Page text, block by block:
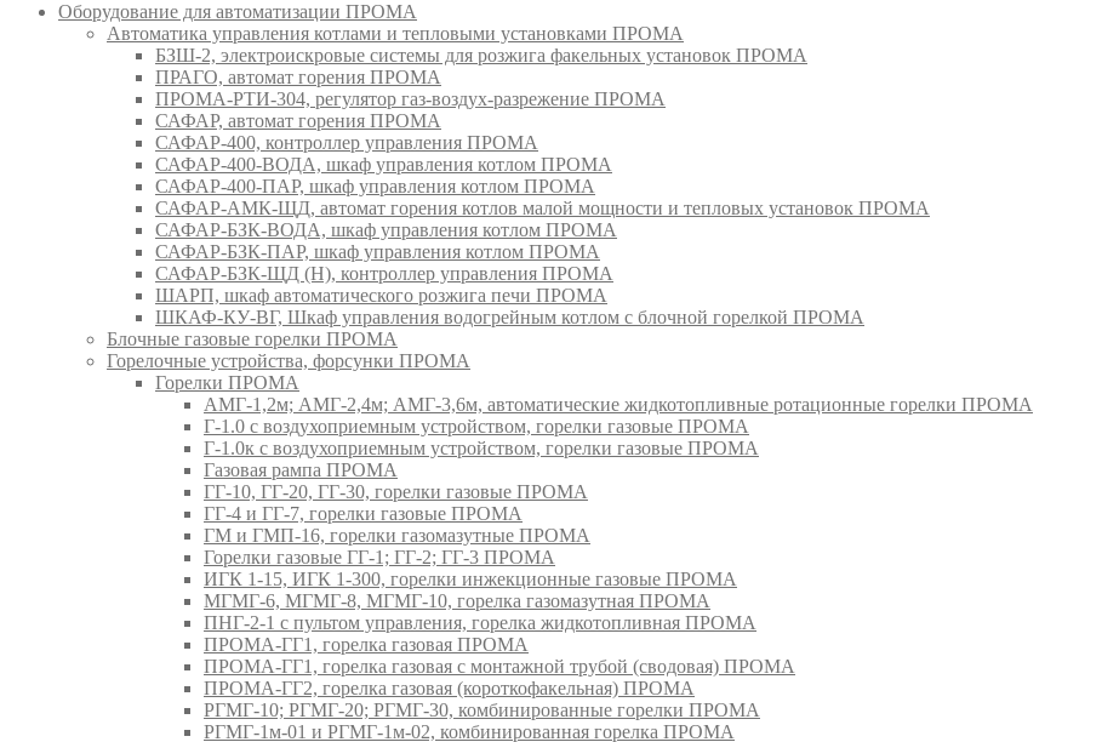
Оборудование для автоматизации ПРОМА
Автоматика управления котлами и тепловыми установками ПРОМА
БЗШ-2, электроискровые системы для розжига факельных установок ПРОМА
ПРАГО, автомат горения ПРОМА
ПРОМА-РТИ-304, регулятор газ-воздух-разрежение ПРОМА
САФАР, автомат горения ПРОМА
САФАР-400, контроллер управления ПРОМА
САФАР-400-ВОДА, шкаф управления котлом ПРОМА
САФАР-400-ПАР, шкаф управления котлом ПРОМА
САФАР-АМК-ЩД, автомат горения котлов малой мощности и тепловых установок ПРОМА
САФАР-БЗК-ВОДА, шкаф управления котлом ПРОМА
САФАР-БЗК-ПАР, шкаф управления котлом ПРОМА
САФАР-БЗК-ЩД (Н), контроллер управления ПРОМА
ШАРП, шкаф автоматического розжига печи ПРОМА
ШКАФ-КУ-ВГ, Шкаф управления водогрейным котлом с блочной горелкой ПРОМА
Блочные газовые горелки ПРОМА
Горелочные устройства, форсунки ПРОМА
Горелки ПРОМА
АМГ-1,2м; АМГ-2,4м; АМГ-3,6м, автоматические жидкотопливные ротационные горелки ПРОМА
Г-1.0 с воздухоприемным устройством, горелки газовые ПРОМА
Г-1.0к с воздухоприемным устройством, горелки газовые ПРОМА
Газовая рампа ПРОМА
ГГ-10, ГГ-20, ГГ-30, горелки газовые ПРОМА
ГГ-4 и ГГ-7, горелки газовые ПРОМА
ГМ и ГМП-16, горелки газомазутные ПРОМА
Горелки газовые ГГ-1; ГГ-2; ГГ-3 ПРОМА
ИГК 1-15, ИГК 1-300, горелки инжекционные газовые ПРОМА
МГМГ-6, МГМГ-8, МГМГ-10, горелка газомазутная ПРОМА
ПНГ-2-1 с пультом управления, горелка жидкотопливная ПРОМА
ПРОМА-ГГ1, горелка газовая ПРОМА
ПРОМА-ГГ1, горелка газовая с монтажной трубой (сводовая) ПРОМА
ПРОМА-ГГ2, горелка газовая (короткофакельная) ПРОМА
РГМГ-10; РГМГ-20; РГМГ-30, комбинированные горелки ПРОМА
РГМГ-1м-01 и РГМГ-1м-02, комбинированная горелка ПРОМА